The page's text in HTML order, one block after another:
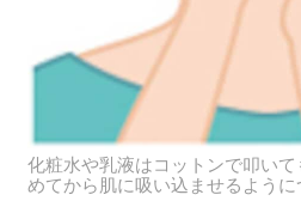
化粧水や乳液はコットンで叩い
めてから肌に吸い込ませるように